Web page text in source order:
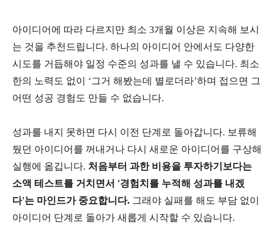
아이디어에 따라 다르지만 최소 3개월 이상은 지속해 보시
는 것을 추천드립니다. 하나의 아이디어 안에서도 다양한
시도를 거듭해야 일정 수준의 성과를 낼 수 있습니다. 최소
한의 노력도 없이 ‘그거 해봤는데 별로더라’하며 접으면 그
어떤 성공 경험도 만들 수 없습니다.
성과를 내지 못하면 다시 이전 단계로 돌아갑니다. 보류해
뒀던 아이디어를 꺼내거나 다시 새로운 아이디어를 구상해
실행에 옮깁니다. 처음부터 과한 비용을 투자하기보다는
소액 테스트를 거치면서 '경험치를 누적해 성과를 내겠
다'는 마인드가 중요합니다. 그래야 실패를 해도 부담 없이
아이디어 단계로 돌아가 새롭게 시작할 수 있습니다.